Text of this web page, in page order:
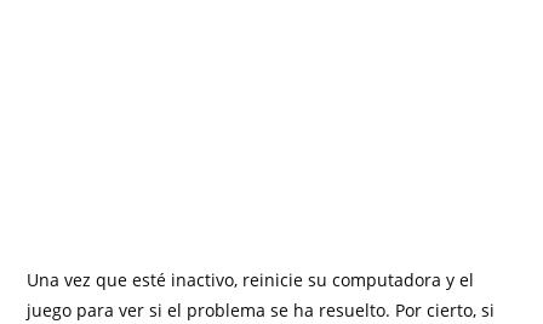
Una vez que esté inactivo, reinicie su computadora y el
juego para ver si el problema se ha resuelto. Por cierto, si